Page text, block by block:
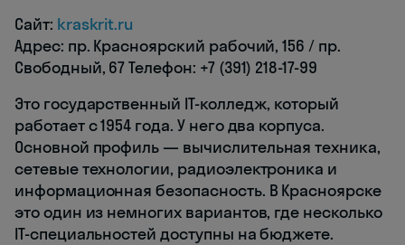
Сайт: kraskrit.ru
Адрес: пр. Красноярский рабочий, 156 / пр.
Свободный, 67 Телефон: +7 (391) 218-17-99
Это государственный IT-колледж, который
работает с 1954 года. У него два корпуса.
Основной профиль — вычислительная техника,
сетевые технологии, радиоэлектроника и
информационная безопасность. В Красноярске
это один из немногих вариантов, где несколько
IT-специальностей доступны на бюджете.